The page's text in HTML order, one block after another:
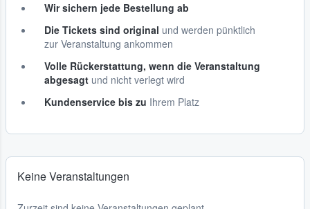
Wir sichern jede Bestellung ab
Die Tickets sind original und werden pünktlich
zur Veranstaltung ankommen
Volle Rückerstattung, wenn die Veranstaltung
abgesagt und nicht verlegt wird
Kundenservice bis zu Ihrem Platz
Keine Veranstaltungen